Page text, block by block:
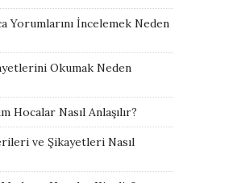
Yorumlarını İncelemek Neden
Okumak Neden
Hocalar Nasıl Anlaşılır?
ve Şikayetleri Nasıl